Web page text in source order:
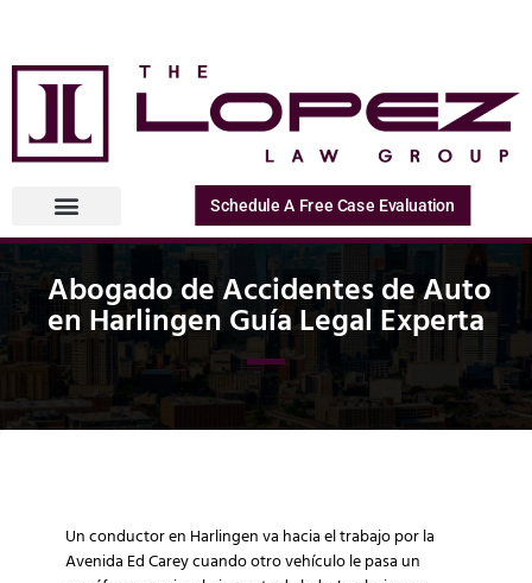
Schedule A Free Case Evaluation
Abogado de Accidentes de Auto
en Harlingen Guía Legal Experta
Un conductor en Harlingen va hacia el trabajo por la
Avenida Ed Carey cuando otro vehículo le pasa un